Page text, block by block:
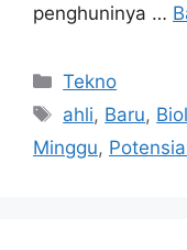
penghuninya …
Kategori
Tekno
Tag
ahli, Baru,
Minggu,